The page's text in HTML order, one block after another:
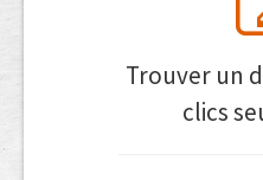
Trouver un
clics